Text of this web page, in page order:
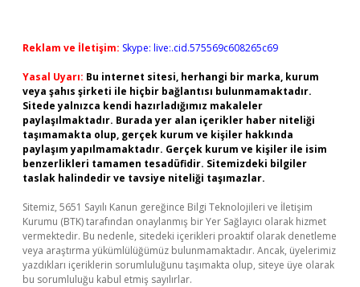
Reklam ve İletişim: Skype: live:.cid.575569c608265c69
Yasal Uyarı: Bu internet sitesi, herhangi bir marka, kurum
veya şahıs şirketi ile hiçbir bağlantısı bulunmamaktadır.
Sitede yalnızca kendi hazırladığımız makaleler
paylaşılmaktadır. Burada yer alan içerikler haber niteliği
taşımamakta olup, gerçek kurum ve kişiler hakkında
paylaşım yapılmamaktadır. Gerçek kurum ve kişiler ile isim
benzerlikleri tamamen tesadüfidir. Sitemizdeki bilgiler
taslak halindedir ve tavsiye niteliği taşımazlar.
Sitemiz, 5651 Sayılı Kanun gereğince Bilgi Teknolojileri ve İletişim
Kurumu (BTK) tarafından onaylanmış bir Yer Sağlayıcı olarak hizmet
vermektedir. Bu nedenle, sitedeki içerikleri proaktif olarak denetleme
veya araştırma yükümlülüğümüz bulunmamaktadır. Ancak, üyelerimiz
yazdıkları içeriklerin sorumluluğunu taşımakta olup, siteye üye olarak
bu sorumluluğu kabul etmiş sayılırlar.